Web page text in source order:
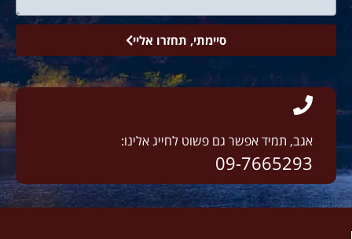
סיימתי, תחזרו אליי
אגב, תמיד אפשר גם פשוט לחייג אלינו:
09-7665293